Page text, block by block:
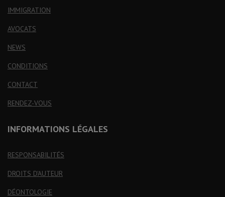
IMMIGRATION
AVOCATS
NEWS
CONDITIONS
CONTACT
RENDEZ-VOUS
INFORMATIONS LÉGALES
RESPONSABILITÉS
DROITS D'AUTEUR
DÉONTOLOGIE